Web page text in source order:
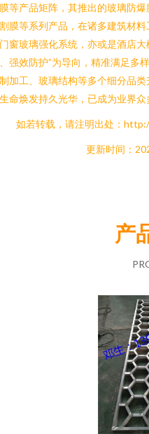
等产品矩阵，其推出的玻璃防
膜等系列产品，在诸多建筑材
窗玻璃强化系统，亦或是酒店
强效防护”为导向，精准满足多
加工、玻璃结构等多个细分品
命焕发持久光华，已成为业界众
如若转载，请注明出处：
更新时间：
产